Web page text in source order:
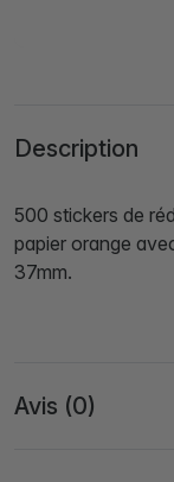
Description
500 stickers de
papier orange
37mm.
Avis (0)